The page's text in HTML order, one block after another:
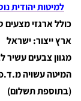
למיטות יהודית
כולל ארגזי מצעים
ארץ ייצור: ישראל
מגוון צבעים עשיר
המיטה עשויה
(בתוספת תשלום)